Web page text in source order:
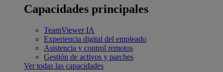
Capacidades principales
TeamViewer IA
Experiencia digital del empleado
Asistencia y control remotos
Gestión de activos y parches
Ver todas las capacidades